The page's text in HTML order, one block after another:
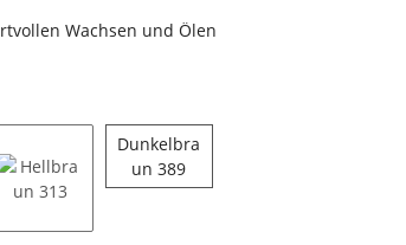
Wachsen und Ölen
437
Dunkelbra
un 389Dunkelbraun 389